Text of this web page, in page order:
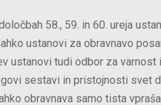
58., 59. in 60. ureja
ustanovi za obravnavo
ustanovi tudi odbor za varnost
sestavi in pristojnosti svet
obravnava samo tista